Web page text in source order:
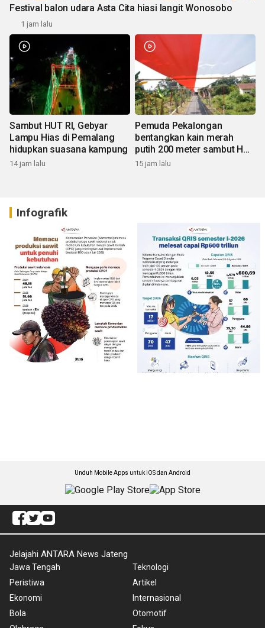
Festival balon udara Asta Cita hiasi langit Wonosobo
1 jam lalu
Sambut HUT RI, Gebyar
Lampu Hias di Pemalang
hidupkan suasana kampung
14 jam lalu
Pemuda Pekalongan
bentangkan kain merah
putih 200 meter sambut HUT
RI
15 jam lalu
Infografik
Unduh Mobile Apps untuk iOS dan Android
Jelajahi ANTARA News Jateng
Jawa Tengah
Peristiwa
Ekonomi
Bola
Teknologi
Artikel
Internasional
Otomotif